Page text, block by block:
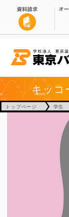
キッコ
トップページ 学生